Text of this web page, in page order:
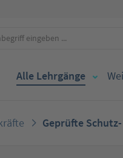
Alle Lehrgänge
Geprüfte